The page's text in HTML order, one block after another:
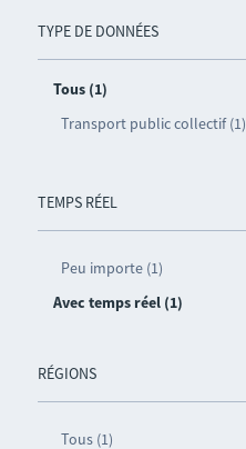
TYPE DE DONNÉES
Tous (1)
Transport public collectif (1)
TEMPS RÉEL
Peu importe (1)
Avec temps réel (1)
RÉGIONS
Tous (1)